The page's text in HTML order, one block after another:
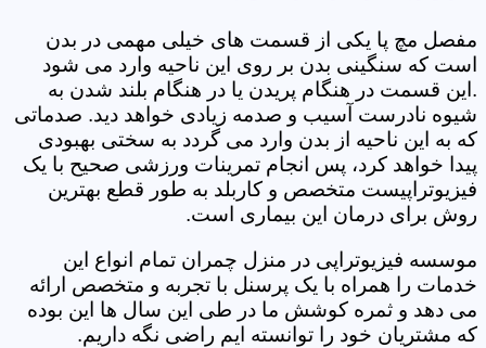
مفصل مچ پا یکی از قسمت های خیلی مهمی در بدن
است که سنگینی بدن بر روی این ناحیه وارد می شود
.این قسمت در هنگام پریدن یا در هنگام بلند شدن به
شیوه نادرست آسیب و صدمه زیادی خواهد دید. صدماتی
که به این ناحیه از بدن وارد می گردد به سختی بهبودی
پیدا خواهد کرد، پس انجام تمرینات ورزشی صحیح با یک
فیزیوتراپیست متخصص و کاربلد به طور قطع بهترین
روش برای درمان این بیماری است.
موسسه فیزیوتراپی در منزل چمران تمام انواع این
خدمات را همراه با یک پرسنل با تجربه و متخصص ارائه
می دهد و ثمره کوشش ما در طی این سال ها این بوده
که مشتریان خود را توانسته ایم راضی نگه داریم.